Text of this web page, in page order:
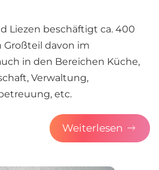
Liezen beschäftigt ca. 400
Großteil davon im
in den Bereichen Küche,
Verwaltung,
etc.
Weiterlesen